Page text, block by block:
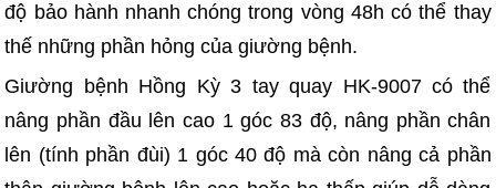
độ bảo hành nhanh chóng trong vòng 48h có thể thay
thế những phần hỏng của giường bệnh.
Giường bệnh Hồng Kỳ 3 tay quay HK-9007 có thể
nâng phần đầu lên cao 1 góc 83 độ, nâng phần chân
lên (tính phần đùi) 1 góc 40 độ mà còn nâng cả phần